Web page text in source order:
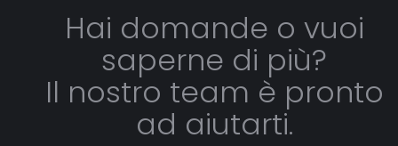
Hai domande o vuoi
saperne di più?
Il nostro team è pronto
ad aiutarti.